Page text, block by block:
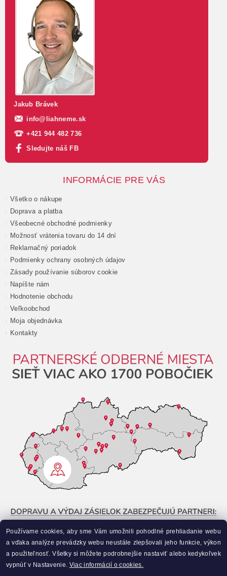
Jakub Brávek
info@ liahneme.sk
+421 944 482 736
Sledujte náš FB
INFORMÁCIE PRE VÁS
Všetko o nákupe
Doprava a platba
Všeobecné obchodné podmienky
Možnosť vrátenia tovaru do 14 dní
Reklamačný poriadok
Podmienky ochrany osobných údajov
Zásady používanie súborov cookie
Napíšte nám
Hodnotenie obchodu
Veľkoobchod
Moja objednávka
Kontakty
Používame cookies, aby sme Vám umožnili pohodlné prehliadanie webu
a vďaka analýze prevádzky webu neustále zlepšovali jeho funkcie, výkon
a použiteľnosť. Všetky si môžete podrobnejšie nastaviť alebo kedykoľvek
vypnúť v Nastavenie. Viac informácií o cookies.